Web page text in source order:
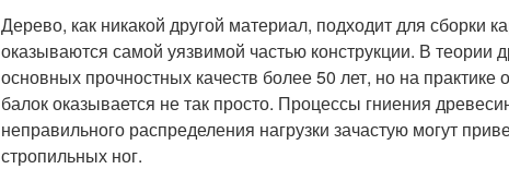
Дерево, как никакой другой материал, подходит для сборки
оказываются самой уязвимой частью конструкции. В теории
основных прочностных качеств более 50 лет, но на
балок оказывается не так просто. Процессы гниения
неправильного распределения нагрузки зачастую могут
стропильных ног.